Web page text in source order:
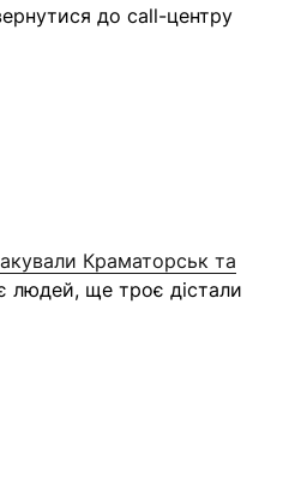
до call-центру
Краматорськ та
людей, ще троє дістали